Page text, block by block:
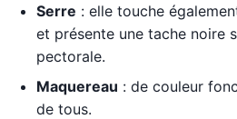
Serre : elle touche
et présente une tache noire
pectorale.
Maquereau : de couleur
de tous.